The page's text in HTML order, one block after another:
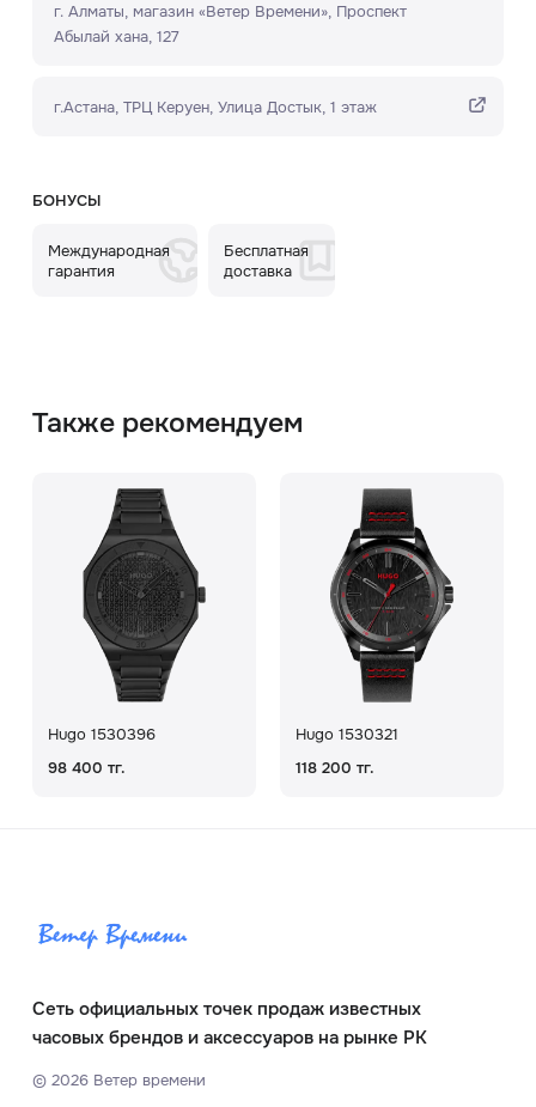
г. Алматы, ​магазин «Ветер Времени»​, Проспект
Абылай хана, 127
г.Астана, ТРЦ Керуен​, Улица Достык, 1 этаж
БОНУСЫ
Международная
гарантия
Бесплатная
доставка
Также рекомендуем
Hugo 1530396
98 400 тг.
Hugo 1530321
118 200 тг.
Сеть официальных точек продаж известных
часовых брендов и аксессуаров на рынке РК
© 2026Ветер времени